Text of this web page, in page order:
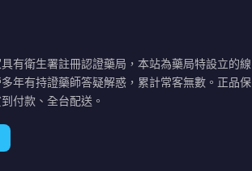
有衛生署註冊認證藥局，本站為藥局特設立的線
多年有持證藥師答疑解惑，累計常客無數。正品保
付款、全台配送。